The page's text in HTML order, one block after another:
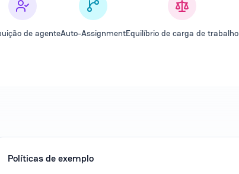
de agenteAuto-AssignmentEquilíbrio de carga de trabalho
Políticas de exemplo